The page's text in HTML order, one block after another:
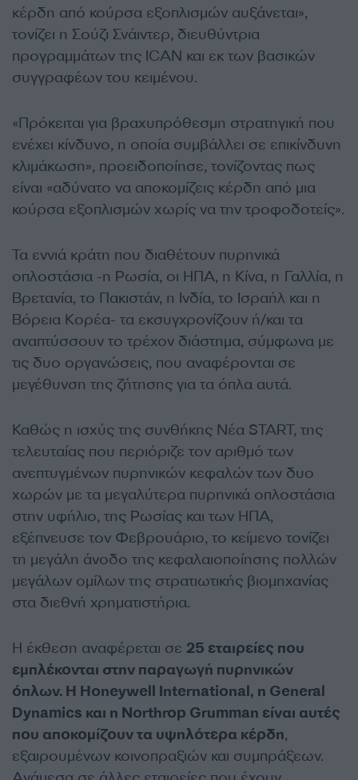
κέρδη από κούρσα εξοπλισμών αυξάνεται»,
τονίζει η Σούζι Σνάιντερ, διευθύντρια
προγραμμάτων της ICAN και εκ των βασικών
συγγραφέων του κειμένου.
«Πρόκειται για βραχυπρόθεσμη στρατηγική που
ενέχει κίνδυνο, η οποία συμβάλλει σε επικίνδυνη
κλιμάκωση», προειδοποίησε, τονίζοντας πως
είναι «αδύνατο να αποκομίζεις κέρδη από μια
κούρσα εξοπλισμών χωρίς να την τροφοδοτείς».
Τα εννιά κράτη που διαθέτουν πυρηνικά
οπλοστάσια -η Ρωσία, οι ΗΠΑ, η Κίνα, η Γαλλία, η
Βρετανία, το Πακιστάν, η Ινδία, το Ισραήλ και η
Βόρεια Κορέα- τα εκσυγχρονίζουν ή/και τα
αναπτύσσουν το τρέχον διάστημα, σύμφωνα με
τις δυο οργανώσεις, που αναφέρονται σε
μεγέθυνση της ζήτησης για τα όπλα αυτά.
Καθώς η ισχύς της συνθήκης Νέα START, της
τελευταίας που περιόριζε τον αριθμό των
ανεπτυγμένων πυρηνικών κεφαλών των δυο
χωρών με τα μεγαλύτερα πυρηνικά οπλοστάσια
στην υφήλιο, της Ρωσίας και των ΗΠΑ,
εξέπνευσε τον Φεβρουάριο, το κείμενο τονίζει
τη μεγάλη άνοδο της κεφαλαιοποίησης πολλών
μεγάλων ομίλων της στρατιωτικής βιομηχανίας
στα διεθνή χρηματιστήρια.
Η έκθεση αναφέρεται σε 25 εταιρείες που
εμπλέκονται στην παραγωγή πυρηνικών
όπλων. Η Honeywell International, η General
Dynamics και η Northrop Grumman είναι αυτές
που αποκομίζουν τα υψηλότερα κέρδη,
εξαιρουμένων κοινοπραξιών και συμπράξεων.